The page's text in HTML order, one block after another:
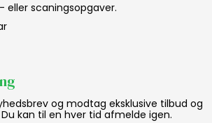
eller scaningsopgaver.
og modtag eksklusive tilbud og
kan til en hver tid afmelde igen.